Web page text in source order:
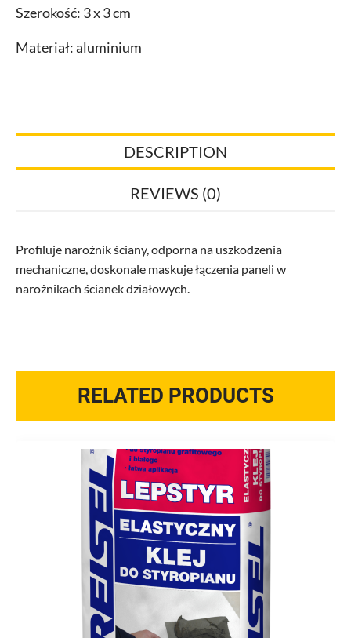
Szerokość: 3 x 3 cm
Materiał: aluminium
DESCRIPTION
REVIEWS (0)
Profiluje narożnik ściany, odporna na uszkodzenia
mechaniczne, doskonale maskuje łączenia paneli w
narożnikach ścianek działowych.
RELATED PRODUCTS